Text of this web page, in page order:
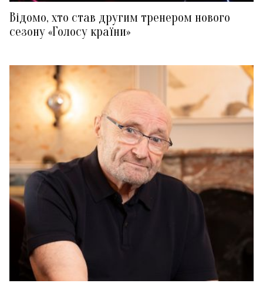
Відомо, хто став другим тренером нового
сезону «Голосу країни»